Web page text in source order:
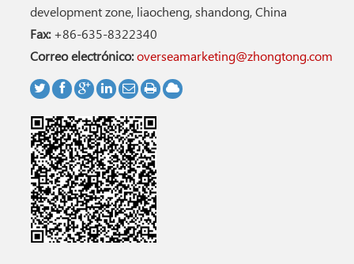
development zone, liaocheng, shandong, China
Fax:+86-635-8322340
Correo electrónico:overseamarketing@zhongtong.com